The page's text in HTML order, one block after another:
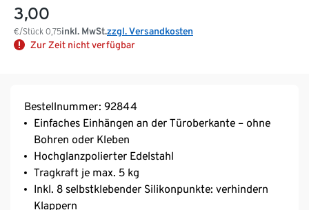
3,00
€/Stück 0,75inkl. MwSt.zzgl. Versandkosten
Zur Zeit nicht verfügbar
Bestellnummer: 92844
Einfaches Einhängen an der Türoberkante – ohne
Bohren oder Kleben
Hochglanzpolierter Edelstahl
Tragkraft je max. 5 kg
Inkl. 8 selbstklebender Silikonpunkte: verhindern
Klappern